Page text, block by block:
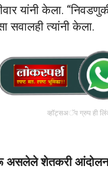
यांनी केला.
सवालही त्यांनी केला.
व्हॉट्सअॅप ग्रुप ही
असलेले शेतकरी आंदोलन